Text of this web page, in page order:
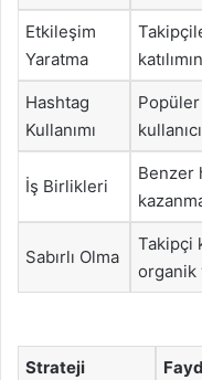
Etkileşim
Yaratma
Hashtag
Kullanımı
İş Birlikleri
Benzer
Sabırlı Olma
Takipçi
organik
Strateji